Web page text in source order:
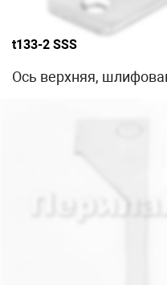
t133-2 SSS
Ось верхняя,